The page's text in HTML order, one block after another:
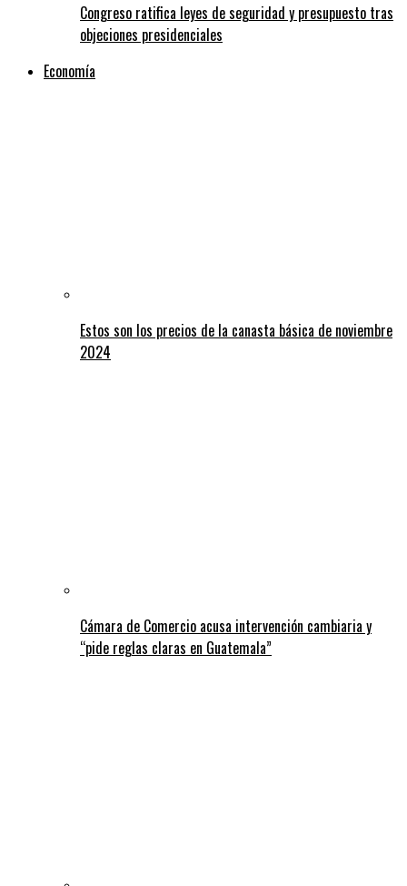
Congreso ratifica leyes de seguridad y presupuesto tras
objeciones presidenciales
Economía
Estos son los precios de la canasta básica de noviembre
2024
Cámara de Comercio acusa intervención cambiaria y
“pide reglas claras en Guatemala”